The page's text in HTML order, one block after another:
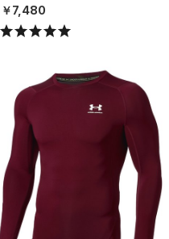
ーニング/MEN）
￥7,480